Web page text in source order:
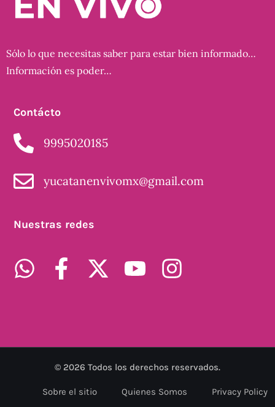
Sólo lo que necesitas saber para estar bien informado…
Información es poder…
Contácto
9995020185
yucatanenvivomx@gmail.com
Nuestras redes
© 2026 Todos los derechos reservados.
Sobre el sitio Quienes Somos Privacy Policy